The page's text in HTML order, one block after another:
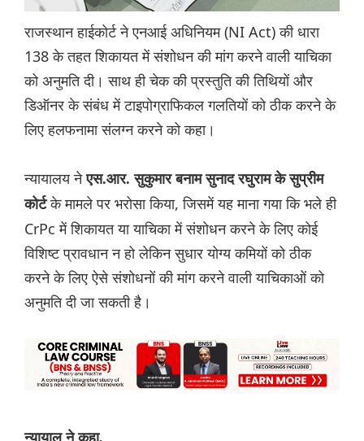
राजस्थान हाईकोर्ट ने एनआई अधिनियम (NI Act) की धारा
138 के तहत शिकायत में संशोधन की मांग करने वाली याचिका
को अनुमति दी। साथ ही चेक की प्रस्तुति की तिथियों और
डिऑनर के संबंध में टाइपोग्राफिकल गलतियों को ठीक करने के
लिए हलफनामा संलग्न करने को कहा।
न्यायालय नेएस.आर. सुकुमार बनाम सुनाद रघुराम के सुप्रीम
कोर्टके मामले पर भरोसा किया, जिसमें यह माना गया कि भले ही
CrPc में शिकायत या याचिका में संशोधन करने के लिए कोई
विशिष्ट प्रावधान न हो लेकिन सुधार योग्य कमियों को ठीक
करने के लिए ऐसे संशोधनों की मांग करने वाली याचिकाओं को
अनुमति दी जा सकती है।